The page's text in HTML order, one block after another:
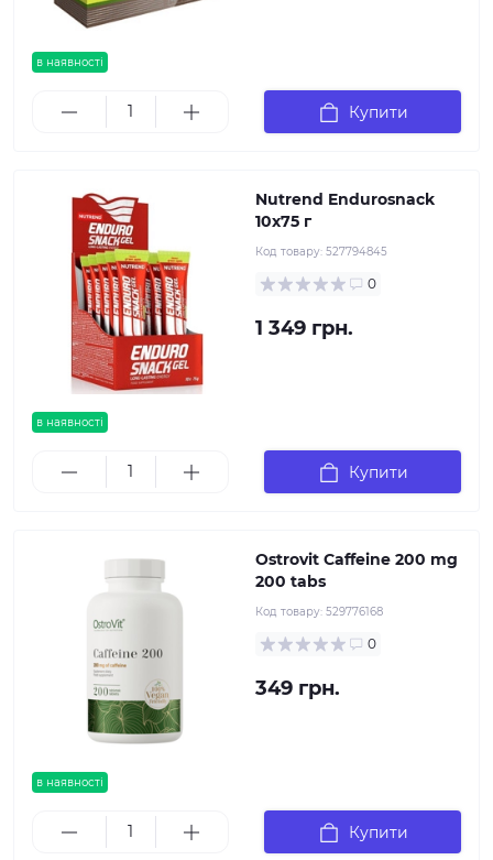
в наявності
Купити
в наявності
Nutrend Endurosnack
10х75 г
Код товару: 527794845
0
1 349 грн.
Купити
в наявності
Ostrovit Caffeine 200 mg
200 tabs
Код товару: 529776168
0
349 грн.
Купити